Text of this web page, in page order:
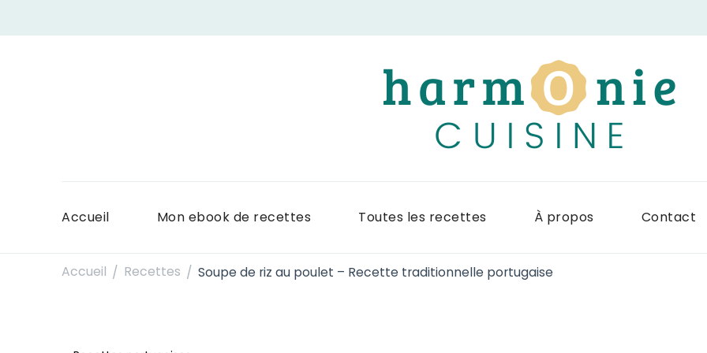
Harmonie
Accueil Mon ebook de recettes Toutes les recettes À propos Contact
Accueil / Recettes / Soupe de riz au poulet – Recette traditionnelle portugaise